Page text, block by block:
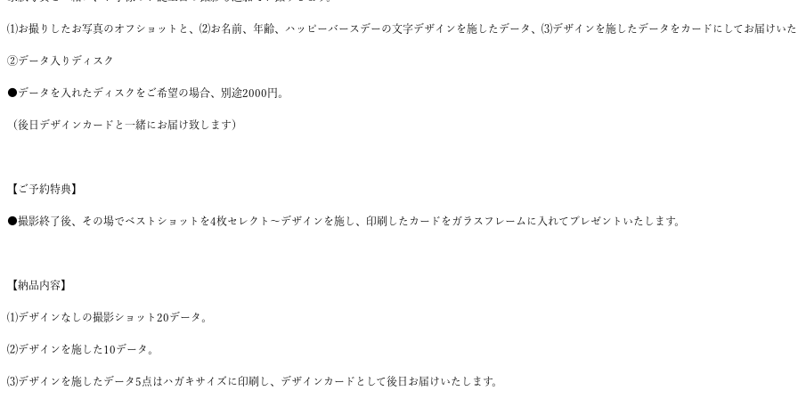
⑴お撮りしたお写真のオフショットと、⑵お名前、年齢、ハッピーバースデーの文字デザインを施したデータ、⑶デザインを施したデータをカードにしてお届けいた
②データ入りディスク
●データを入れたディスクをご希望の場合、 別途2000 円。
（後日デザインカードと一緒にお届け致します）
【ご予約特典】
●撮影終了後、その場でベストショットを4枚セレクト〜デザインを施し、印刷したカードをガラスフレームに入れてプレゼントいたします。
【納品内容 】
⑴デザインなしの撮影ショット20データ。
⑵デザインを施した10データ。
⑶デザインを施したデータ5 点はハガキサイズに印刷し、デザインカードとして後日お届けいたします。